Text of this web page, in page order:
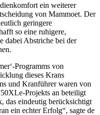
ein weiterer
von Mammoet. Der
geringere
so eine ruhigere,
dabei Abstriche bei der
Programms von
dieses Krans
und Kranführer waren von
Projekts an beteiligt
das eindeutig berücksichtigt
ein echter Erfolg“, sagte de